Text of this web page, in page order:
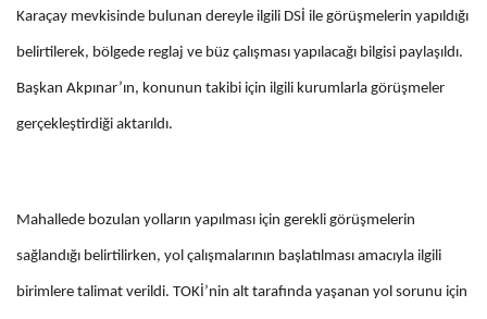
Karaçay mevkisinde bulunan dereyle ilgili DSİ ile görüşmelerin yapıldığı
belirtilerek, bölgede reglaj ve büz çalışması yapılacağı bilgisi paylaşıldı.
Başkan Akpınar’ın, konunun takibi için ilgili kurumlarla görüşmeler
gerçekleştirdiği aktarıldı.
Mahallede bozulan yolların yapılması için gerekli görüşmelerin
sağlandığı belirtilirken, yol çalışmalarının başlatılması amacıyla ilgili
birimlere talimat verildi. TOKİ’nin alt tarafında yaşanan yol sorunu için